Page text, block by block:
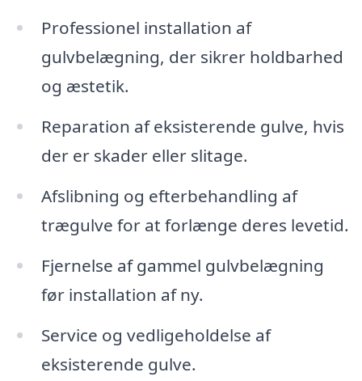
Professionel installation af
gulvbelægning, der sikrer holdbarhed
og æstetik.
Reparation af eksisterende gulve, hvis
der er skader eller slitage.
Afslibning og efterbehandling af
trægulve for at forlænge deres levetid.
Fjernelse af gammel gulvbelægning
før installation af ny.
Service og vedligeholdelse af
eksisterende gulve.